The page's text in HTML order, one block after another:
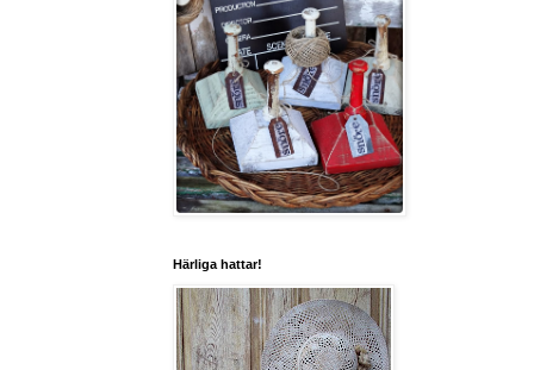
Härliga hattar!